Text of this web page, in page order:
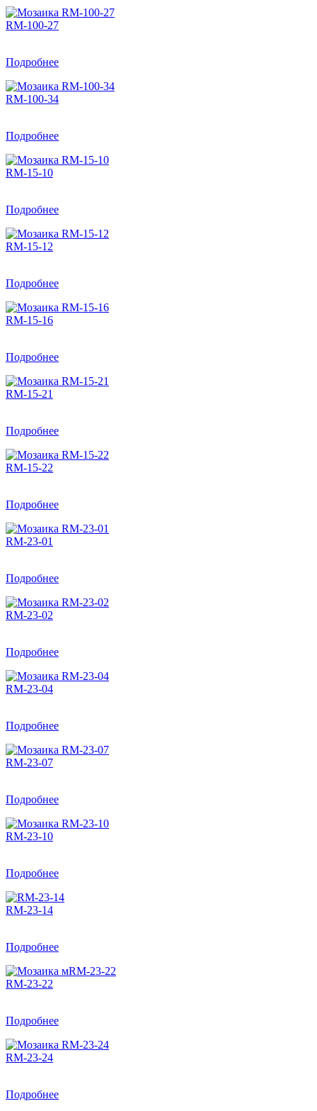
RM-100-27
Подробнее
RM-100-34
Подробнее
RM-15-10
Подробнее
RM-15-12
Подробнее
RM-15-16
Подробнее
RM-15-21
Подробнее
RM-15-22
Подробнее
RM-23-01
Подробнее
RM-23-02
Подробнее
RM-23-04
Подробнее
RM-23-07
Подробнее
RM-23-10
Подробнее
RM-23-14
Подробнее
RM-23-22
Подробнее
RM-23-24
Подробнее